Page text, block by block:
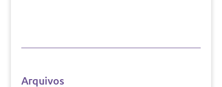
Arquivos